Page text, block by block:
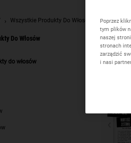
Wszystkie Produkty Do Włosów
Do Włosów
do włosów
do włosów
Poprzez
tym plików
naszej
stronach
zarządzić
i nasi